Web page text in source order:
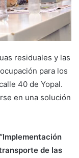
residuales y las
para los
40 de Yopal.
en una solución
“Implementación
de las